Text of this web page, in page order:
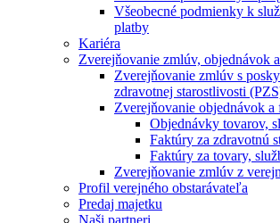
Všeobecné podmienky k
platby
Kariéra
Zverejňovanie zmlúv, objednávok
Zverejňovanie zmlúv s
zdravotnej starostlivosti
Zverejňovanie objednávok a
Objednávky tovarov,
Faktúry za zdravotnú
Faktúry za tovary,
Zverejňovanie zmlúv z
Profil verejného obstarávateľa
Predaj majetku
Naši partneri